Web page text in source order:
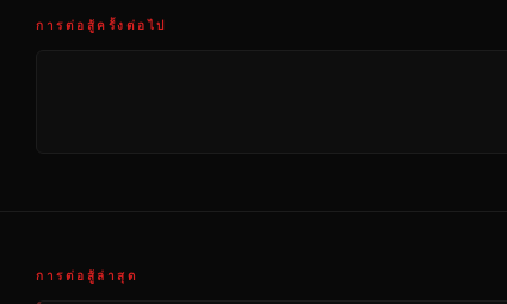
การต่อสู้ครั้งต่อไป
การต่อสู้ล่าสุด